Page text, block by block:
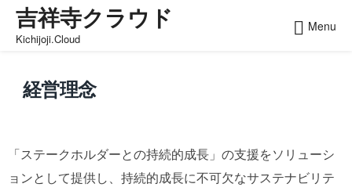
Skip吉祥寺クラウド
Kichijoji.Cloud
Menu
経営理念
「ステークホルダーとの持続的成長」の支援をソリューシ
ョンとして提供し、持続的成長に不可欠なサステナビリテ